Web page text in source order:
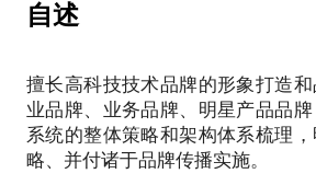
企业母品牌、业务品牌、明星产品
为什么公司有这么多品牌需要塑造
技术品牌和技术产品名是一回事吗
自述
擅长高科技技术品牌的形象打造
业品牌、业务品牌、明星产品品
系统的整体策略和架构体系梳理
略、并付诸于品牌传播实施。